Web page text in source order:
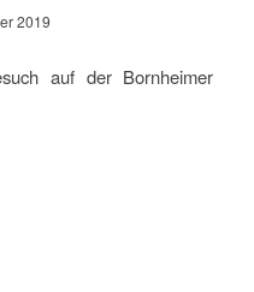
2019
auf der Bornheimer